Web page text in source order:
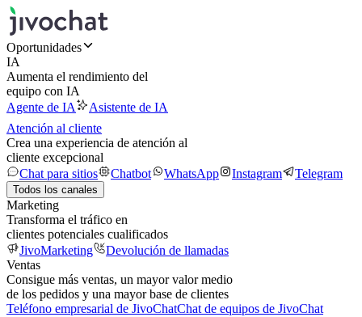
Oportunidades
IA
Aumenta el rendimiento del
equipo con IA
Agente de IA
Asistente de IA
Atención al cliente
Crea una experiencia de atención al
cliente excepcional
Chat para sitios
Chatbot WhatsApp Instagram Telegram
Todos los canales
Marketing
Transforma el tráfico en
clientes potenciales cualificados
JivoMarketing
Devolución de llamadas
Ventas
Consigue más ventas, un mayor valor medio
de los pedidos y una mayor base de clientes
Teléfono empresarial de JivoChatChat de equipos de JivoChat